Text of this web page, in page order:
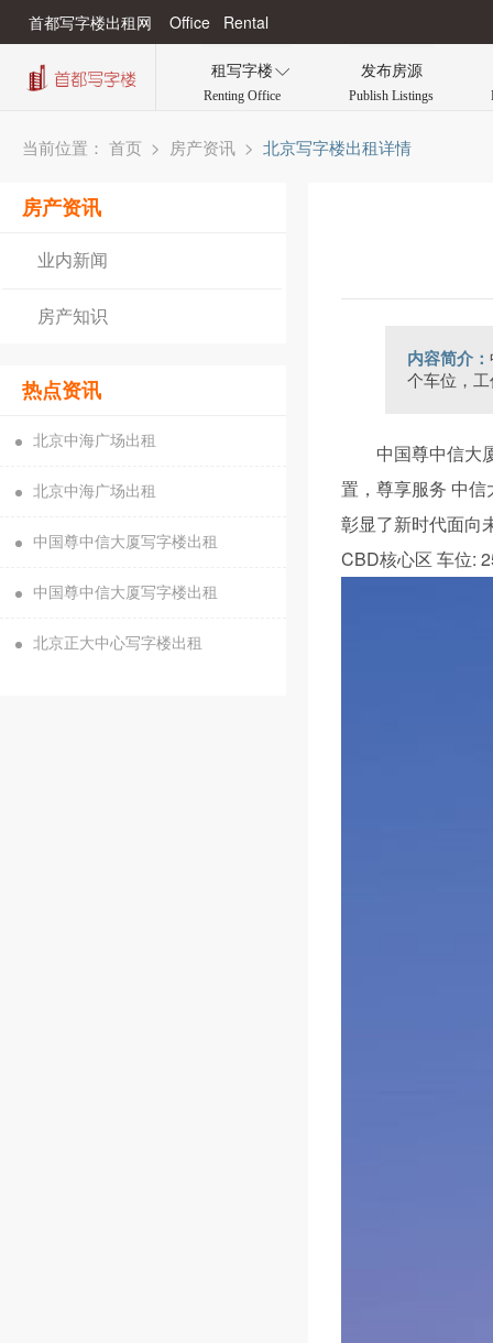
首都写字楼出租网 Office Rental
租写字楼
Renting Office
 发布房源
Publish Listings
当前位置： 首页 > 房产资讯 > 北京写字楼出租详情
房产资讯
业内新闻
房产知识
热点资讯
北京中海广场出租
北京中海广场出租
中国尊中信大厦写字楼出租
中国尊中信大厦写字楼出租
北京正大中心写字楼出租
内容简介：
个车位，
中国尊中信大
置，尊享服务 中
彰显了新时代面向
CBD核心区 车位: